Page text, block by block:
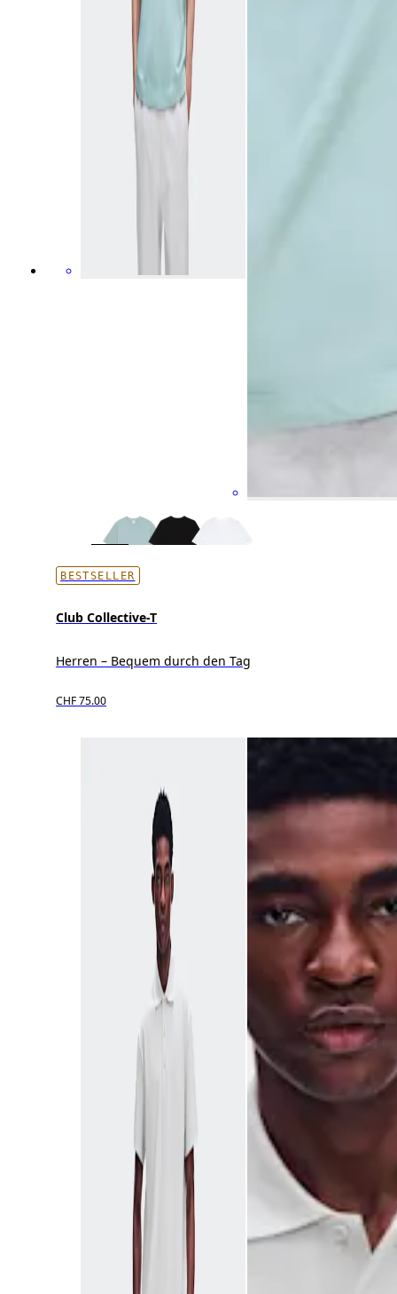
BESTSELLER
Club Collective-T
Herren – Bequem durch den Tag
CHF 75.00